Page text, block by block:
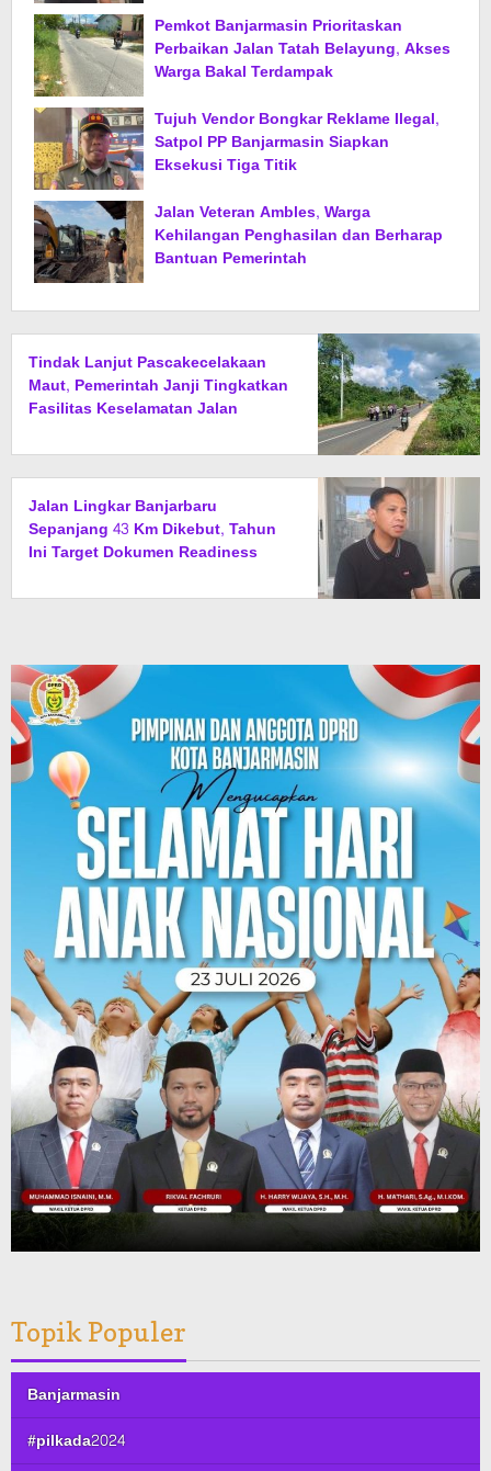
Pemkot Banjarmasin Prioritaskan
Perbaikan Jalan Tatah Belayung, Akses
Warga Bakal Terdampak
Tujuh Vendor Bongkar Reklame Ilegal,
Satpol PP Banjarmasin Siapkan
Eksekusi Tiga Titik
Jalan Veteran Ambles, Warga
Kehilangan Penghasilan dan Berharap
Bantuan Pemerintah
Tindak Lanjut Pascakecelakaan
Maut, Pemerintah Janji Tingkatkan
Fasilitas Keselamatan Jalan
Jalan Lingkar Banjarbaru
Sepanjang 43 Km Dikebut, Tahun
Ini Target Dokumen Readiness
Topik Populer
Banjarmasin
#pilkada2024